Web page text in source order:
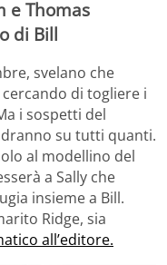
e Thomas
di Bill
svelano che
cercando di togliere i
i sospetti del
su tutti quanti.
al modellino del
a Sally che
insieme a Bill.
Ridge, sia
all’editore.